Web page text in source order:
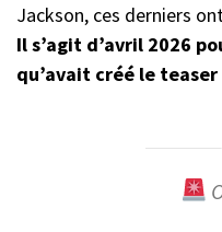
Jackson, ces derniers
Il s’agit d’avril 2026
qu’avait créé le